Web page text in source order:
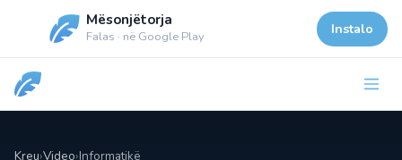
Mësonjëtorja
Falas · në Google Play Instalo
Kreu›Video›Informatikë